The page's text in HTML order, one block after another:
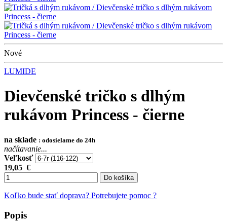
Nové
LUMIDE
Dievčenské tričko s dlhým
rukávom Princess - čierne
na sklade : odosielame do 24h
načítavanie...
Veľkosť
19,05 €
Do košíka
Koľko bude stať doprava? Potrebujete pomoc ?
Popis